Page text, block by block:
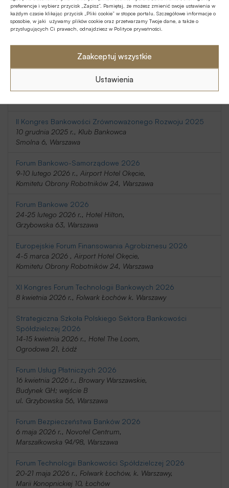
preferencje i wybierz przycisk „Zapisz”. Pamiętaj, że możesz zmienić swoje ustawienia w
każdym czasie klikając przycisk „Pliki cookie” w stopce portalu. Szczegółowe informacje o
sposobie, w jaki używamy plików cookie oraz przetwarzamy Twoje dane, a także o
przysługujących Ci prawach, odnajdziesz w Polityce prywatności.
Zaakceptuj wszystkie
Ustawienia
20-21 listopada 2025 r., Holiday Inn
Telimeny 1, Józefów
Belwederska 23, Warszawa
9 grudnia 2025 r., Novotel Centrum,
II Kongres Bankowości Zrównoważonego Rozwoju 2025
10 grudnia 2025 r., Klub Bankowca
Smolna 6, Warszawa
Forum Bankowo-Samorządowe 2026
9-10 lutego 2026 r., Airport Hotel Okęcie,
Komitetu Obrony Robotników 24, Warszawa
Forum Bankowe 2026
24-25 lutego 2026 r., Hotel Hilton,
Grzybowska 63, Warszawa
Europejskie Forum Finansowania Agrobiznesu 2026
4-5 marca 2026 , Airport Hotel Okęcie,
Komitetu Obrony Robotników 24, Warszawa
XI Kongres Forum Technologii Bankowych 2026
8 kwietnia 2026 r., Folwark Łochów k. Warszawy
Strategiczna Szkoła Polskiego Sektora Bankowości
Spółdzielczej 2026
14-15 kwietnia 2026 r., Hotel The Loom,
Ogrodowa 21, Łódź
Forum Usług Płatniczych 2026
16 kwietnia 2026 r., Browary Warszawskie,
Budynek GH; wejście B
ul. Grzybowska 56, Warszawa
Forum Bezpieczeństwa Banków 2026
6 maja 2026 r., Novotel Centrum,
Marszałkowska 94/98, Warszawa
Forum Technologii Bankowości Spółdzielczej 2026
20-21 maja 2026 r., Folwark Łochów, k. Warszawy,
Marii Konopnickiej 10, Łochów